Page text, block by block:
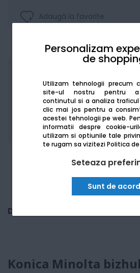
Personalizam
de
Utilizam tehnologii precum
site-ul nostru pentru a
continutul si a analiza
clic mai jos pentru a
acestei tehnologii pe web.
informatii despre cookie-
utilizam si optiunile tale
te rugam sa viziteziPolitica
Seteaza
Sunt de acord
Adaugă la favorite
De la: 1204.82Lei / lună
Descriere
Konica Minolta